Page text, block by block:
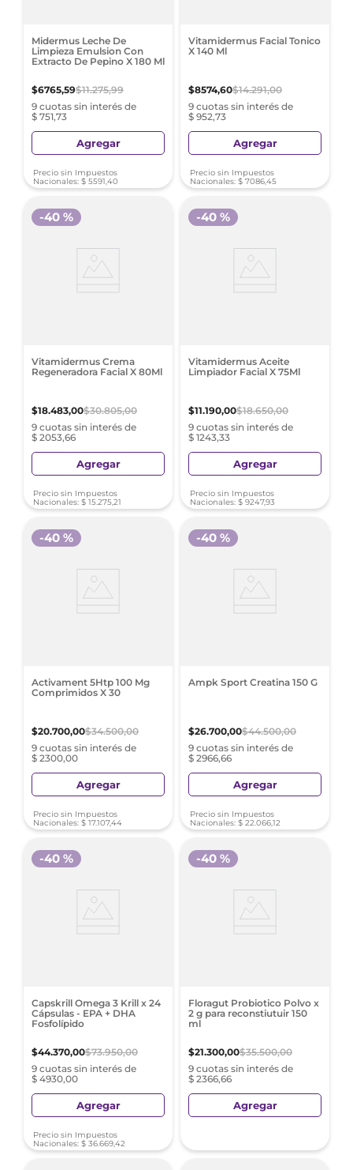
Midermus Leche De
Limpieza Emulsion Con
Extracto De Pepino X 180 Ml
$6765,59$11.275,99
9 cuotas sin interés de
$ 751,73
Agregar
Precio sin Impuestos
Nacionales: $ 5591,40
Vitamidermus Facial Tonico
X 140 Ml
$8574,60$14.291,00
9 cuotas sin interés de
$ 952,73
Agregar
Precio sin Impuestos
Nacionales: $ 7086,45
Vitamidermus Crema
Regeneradora Facial X 80Ml
$18.483,00$30.805,00
9 cuotas sin interés de
$ 2053,66
-40 %
Agregar
Precio sin Impuestos
Nacionales: $ 15.275,21
Vitamidermus Aceite
Limpiador Facial X 75Ml
$11.190,00$18.650,00
9 cuotas sin interés de
$ 1243,33
-40 %
Agregar
Precio sin Impuestos
Nacionales: $ 9247,93
Activament 5Htp 100 Mg
Comprimidos X 30
$20.700,00$34.500,00
9 cuotas sin interés de
$ 2300,00
-40 %
Agregar
Precio sin Impuestos
Nacionales: $ 17.107,44
Ampk Sport Creatina 150 G
$26.700,00$44.500,00
9 cuotas sin interés de
$ 2966,66
-40 %
Agregar
Precio sin Impuestos
Nacionales: $ 22.066,12
Capskrill Omega 3 Krill x 24
Cápsulas - EPA + DHA
Fosfolípido
$44.370,00$73.950,00
9 cuotas sin interés de
$ 4930,00
-40 %
Agregar
Precio sin Impuestos
Nacionales: $ 36.669,42
Floragut Probiotico Polvo x
2 g para reconstiutuir 150
ml
$21.300,00$35.500,00
9 cuotas sin interés de
$ 2366,66
-40 %
Agregar